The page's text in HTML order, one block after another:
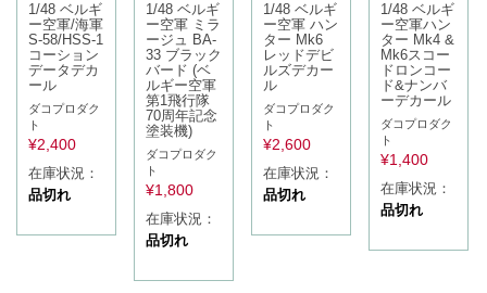
1/48 ベルギ
ー空軍/海軍
S-58/HSS-1
コーション
データデカ
ール
ダコプロダク
ト
¥2,400
在庫状況：
品切れ
1/48 ベルギ
ー空軍 ミラ
ージュ BA-
33 ブラック
バード (ベ
ルギー空軍
第1飛行隊
70周年記念
塗装機)
ダコプロダク
ト
¥1,800
在庫状況：
品切れ
1/48 ベルギ
ー空軍 ハン
ター Mk6
レッドデビ
ルズデカー
ル
ダコプロダク
ト
¥2,600
在庫状況：
品切れ
1/48 ベルギ
ー空軍ハン
ター Mk4 &
Mk6スコー
ドロンコー
ド&ナンバ
ーデカール
ダコプロダク
ト
¥1,400
在庫状況：
品切れ